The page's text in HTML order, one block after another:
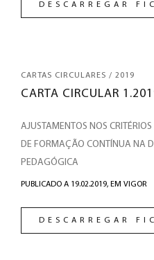
DESCARREGAR
CARTAS CIRCULARES / 2019
CARTA CIRCULAR
AJUSTAMENTOS NOS
DE FORMAÇÃO CONTÍNUA NA
PEDAGÓGICA
PUBLICADO A 19.02.2019, EM VIGOR
DESCARREGAR